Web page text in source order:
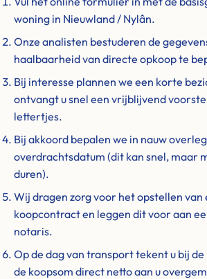
woning in Nieuwland / Nylân.
Onze analisten bestuderen de
haalbaarheid van directe opkoop te
Bij interesse plannen we een korte
ontvangt u snel een vrijblijvend
lettertjes.
Bij akkoord bepalen we in nauw
overdrachtsdatum (dit kan snel, maar
duren).
Wij dragen zorg voor het opstellen van
koopcontract en leggen dit voor aan
notaris.
Op de dag van transport tekent u bij
de koopsom direct netto aan u